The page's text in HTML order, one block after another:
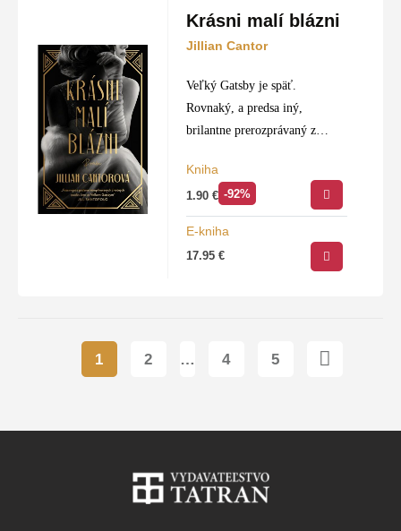
Krásni malí blázni
Jillian Cantor
Veľký Gatsby je späť.
Rovnaký, a predsa iný,
brilantne prerozprávaný z
Kniha
1.90€ -92%
E-kniha
17.95€
1 2 … 4 5